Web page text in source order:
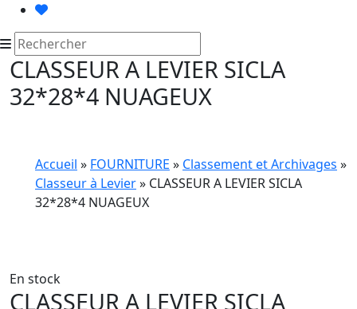
CLASSEUR A LEVIER SICLA
32*28*4 NUAGEUX
Accueil » FOURNITURE » Classement et Archivages »
Classeur à Levier» CLASSEUR A LEVIER SICLA
32*28*4 NUAGEUX
En stock
CLASSEUR A LEVIER SICLA